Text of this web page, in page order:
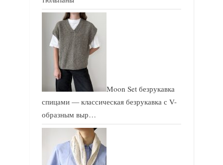
Moon Set безрукавка
спицами — классическая безрукавка с V-
образным выр…